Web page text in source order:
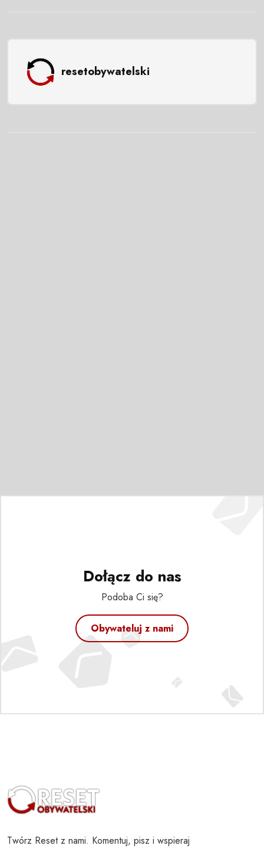
resetobywatelski
Dołącz do nas
Podoba Ci się?
Obywateluj z nami
Twórz Reset z nami. Komentuj, pisz i wspieraj